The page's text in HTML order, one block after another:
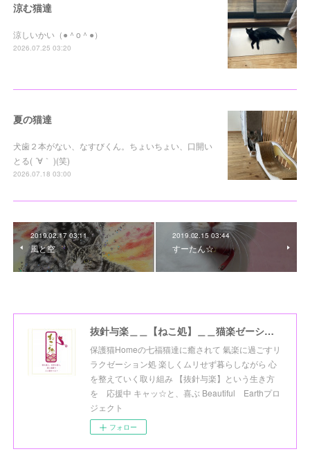
涼む猫達
涼しいかい（●＾o＾●）
2026.07.25 03:20
夏の猫達
犬歯２本がない、なすびくん。ちょいちょい、口開い
とる( ´∀｀ )(笑)
2026.07.18 03:00
2019.02.17 03:11
風と空
2019.02.15 03:44
すーたん☆
抜針与楽＿＿【ねこ処】＿＿猫楽ゼーションHome☆
保護猫Homeの七福猫達に癒されて 氣楽に過ごすリ
ラクゼーション処 楽しくムリせず暮らしながら 心
を整えていく取り組み 【抜針与楽】という生き方
を 応援中 キャッ☆と、喜ぶ Beautiful Earthプロ
ジェクト
フォロー